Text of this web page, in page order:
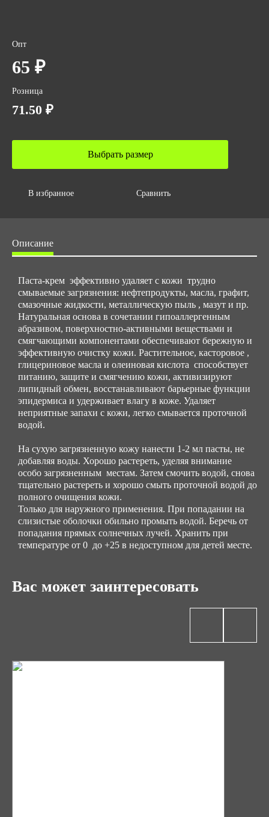
Опт
65 ₽
Розница
71.50 ₽
Выбрать размер
В избранное Сравнить
Описание
Паста-крем эффективно удаляет с кожи трудно
смываемые загрязнения: нефтепродукты, масла, графит,
смазочные жидкости, металлическую пыль , мазут и пр.
Натуральная основа в сочетании гипоаллергенным
абразивом, поверхностно-активными веществами и
смягчающими компонентами обеспечивают бережную и
эффективную очистку кожи. Растительное, касторовое ,
глицериновое масла и олеиновая кислота способствует
питанию, защите и смягчению кожи, активизируют
липидный обмен, восстанавливают барьерные функции
эпидермиса и удерживает влагу в коже. Удаляет
неприятные запахи с кожи, легко смывается проточной
водой.
На сухую загрязненную кожу нанести 1-2 мл пасты, не
добавляя воды. Хорошо растереть, уделяя внимание
особо загрязненным местам. Затем смочить водой, снова
тщательно растереть и хорошо смыть проточной водой до
полного очищения кожи.
Только для наружного применения. При попадании на
слизистые оболочки обильно промыть водой. Беречь от
попадания прямых солнечных лучей. Хранить при
температуре от 0 до +25 в недоступном для детей месте. ​
Вас может заинтересовать